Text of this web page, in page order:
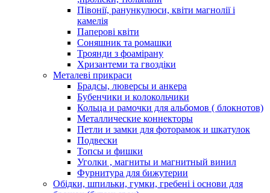
Півонії, ранункулюси, квіти магнолії і
камелія
Паперові квіти
Соняшник та ромашки
Троянди з фоамірану
Хризантеми та гвоздіки
Металеві прикраси
Брадсы, люверсы и анкера
Бубенчики и колокольчики
Кольца и рамочки для альбомов ( блокнотов)
Металлические коннекторы
Петли и замки для фоторамок и шкатулок
Подвески
Топсы и фишки
Уголки , магниты и магнитный винил
Фурнитура для бижутерии
Обідки, шпильки, гумки, гребені і основи для